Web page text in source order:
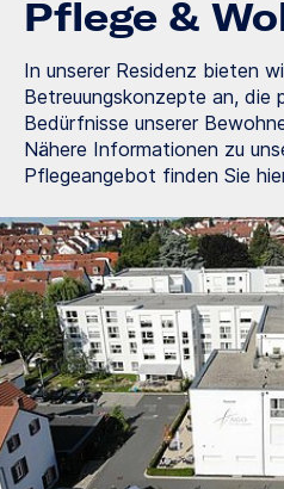
Pflege &
In unserer Residenz bieten
Betreuungskonzepte an, die
Bedürfnisse unserer
Nähere Informationen zu
Pflegeangebot finden Sie